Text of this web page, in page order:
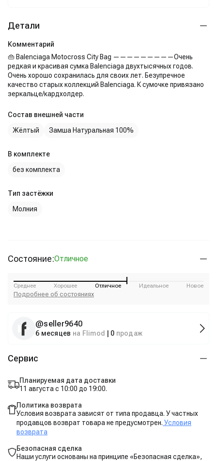
Детали
Комментарий
👜 Balenciaga Motocross City Bag —————————Очень
редкая и красивая сумка Balenciaga двухтысячных годов.
Очень хорошо сохранилась для своих лет. Безупречное
качество старых коллекций Balenciaga. К сумочке привязано
зеркальце/кардхолдер.
Состав внешней части
Жёлтый
Замша Натуральная 100%
В комплекте
без комплекта
Тип застёжки
Молния
Состояние:Отличное
Среднее Хорошее Отличное Идеальное Новое
Подробнее об состояниях
@seller9640
6 месяцев на Flimod 0 продаж
Сервис
Планируемая дата доставки
11 августа с 10:00 до 19:00.
Политика возврата
Условия возврата зависят от типа продавца. У частных
продавцов возврат товара не предусмотрен. Условия
возврата
Безопасная сделка
Наши услуги основаны на принципе «Безопасная сделка»,